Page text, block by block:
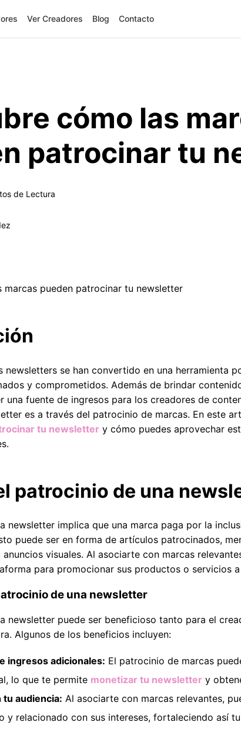
Ver Creadores Blog Contacto
cómo las
patrocinar tu
de Lectura
marcas pueden patrocinar tu newsletter
newsletters se han convertido en una herramienta
y comprometidos. Además de brindar
una fuente de ingresos para los creadores de
es a través del patrocinio de marcas. En este
tu newsletter y cómo puedes aprovechar
patrocinio de una
newsletter implica que una marca paga por la
puede ser en forma de artículos patrocinados,
visuales. Al asociarte con marcas
para promocionar sus productos o servicios
de una newsletter
newsletter puede ser beneficioso tanto para el
Algunos de los beneficios incluyen:
ingresos adicionales: El patrocinio de marcas
lo que te permite monetizar tu newsletter y
tu audiencia: Al asociarte con marcas relevantes,
y relacionado con sus intereses, fortaleciendo así